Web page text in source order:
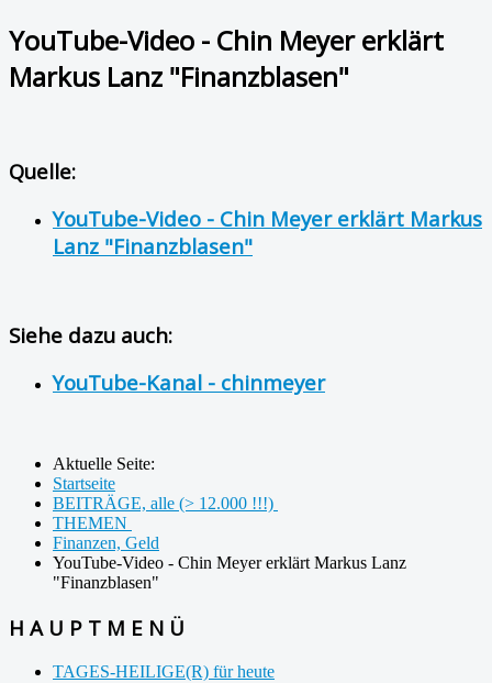
YouTube-Video - Chin Meyer erklärt
Markus Lanz "Finanzblasen"
Quelle:
YouTube-Video - Chin Meyer erklärt Markus
Lanz "Finanzblasen"
Siehe dazu auch:
YouTube-Kanal - chinmeyer
Aktuelle Seite:
Startseite
BEITRÄGE, alle (> 12.000 !!!)
THEMEN
Finanzen, Geld
YouTube-Video - Chin Meyer erklärt Markus Lanz
"Finanzblasen"
H A U P T M E N Ü
TAGES-HEILIGE(R) für heute